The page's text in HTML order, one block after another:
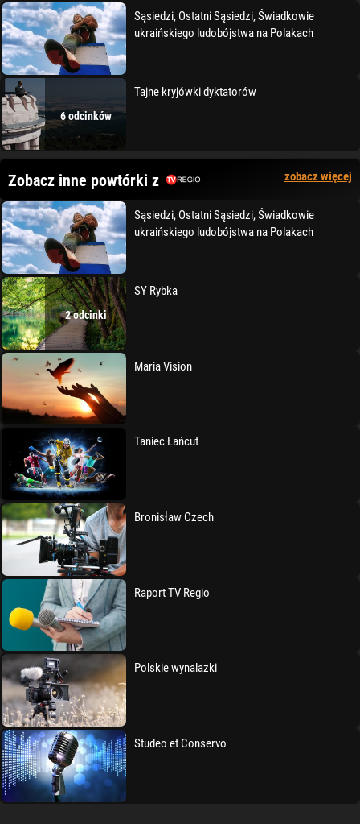
Sąsiedzi, Ostatni Sąsiedzi, Świadkowie
ukraińskiego ludobójstwa na Polakach
6 odcinków
Tajne kryjówki dyktatorów
Zobacz inne powtórki z zobacz więcej
Sąsiedzi, Ostatni Sąsiedzi, Świadkowie
ukraińskiego ludobójstwa na Polakach
2 odcinki
SY Rybka
Maria Vision
Taniec Łańcut
Bronisław Czech
Raport TV Regio
Polskie wynalazki
Studeo et Conservo